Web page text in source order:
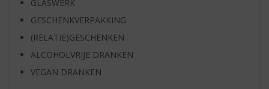
GLASWERK
GESCHENKVERPAKKING
(RELATIE)GESCHENKEN
ALCOHOLVRIJE DRANKEN
VEGAN DRANKEN